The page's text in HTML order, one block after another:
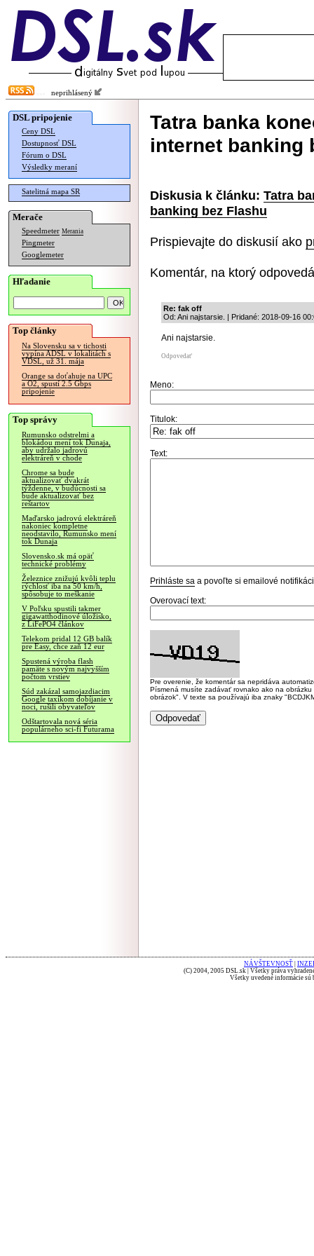
neprihlásený
DSL pripojenie
Ceny DSL
Dostupnosť DSL
Fórum o DSL
Výsledky meraní
Satelitná mapa SR
Merače
Speedmeter Merania
Pingmeter
Googlemeter
Hľadanie
Top články
Na Slovensku sa v tichosti
vypína ADSL v lokalitách s
VDSL, už 31. mája
Orange sa doťahuje na UPC
a O2, spustí 2.5 Gbps
pripojenie
Top správy
Rumunsko odstrelmi a
blokádou mení tok Dunaja,
aby udržalo jadrovú
elektráreň v chode
Chrome sa bude
aktualizovať dvakrát
týždenne, v budúcnosti sa
bude aktualizovať bez
reštartov
Maďarsko jadrovú elektráreň
nakoniec kompletne
neodstavilo, Rumunsko mení
tok Dunaja
Slovensko.sk má opäť
technické problémy
Železnice znižujú kvôli teplu
rýchlosť iba na 50 km/h,
spôsobuje to meškanie
V Poľsku spustili takmer
gigawatthodinové úložisko,
z LiFePO4 článkov
Telekom pridal 12 GB balík
pre Easy, chce zaň 12 eur
Spustená výroba flash
pamäte s novým najvyšším
počtom vrstiev
Súd zakázal samojazdiacim
Google taxíkom dobíjanie v
noci, rušili obyvateľov
Odštartovala nová séria
populárneho sci-fi Futurama
Tatra banka
internet banking
Diskusia k článku: Tatra
banking bez Flashu
Prispievajte do diskusií ako
Komentár, na ktorý
Re: fak off
Od: Ani najstarsie. | Pridané: 2018-09-16
Ani najstarsie.
Odpovedať
Meno:
Titulok:
Text:
Prihláste sa a povoľte si emailové
Overovací text:
Pre overenie, že komentár sa nepridáva
Písmená musíte zadávať rovnako ako na
obrázok". V texte sa používajú iba znaky
NÁVŠTEVNOSŤ
(C) 2004, 2005 DSL.sk | Všetky práva
Všetky uvedené informácie sú